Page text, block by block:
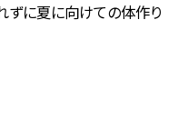
ずに夏に向けての体作り